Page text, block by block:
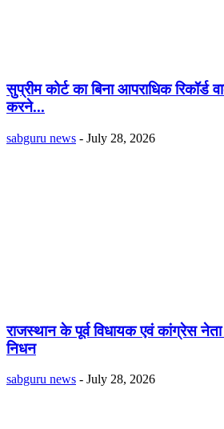
सुप्रीम कोर्ट का बिना आपराधिक रिकॉर्ड
करने...
sabguru news - July 28, 2026
राजस्थान के पूर्व विधायक एवं कांग्रेस
निधन
sabguru news - July 28, 2026